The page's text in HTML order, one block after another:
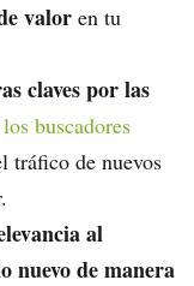
valor en tu
claves por las
buscadores
tráfico de nuevos
al
nuevo de manera